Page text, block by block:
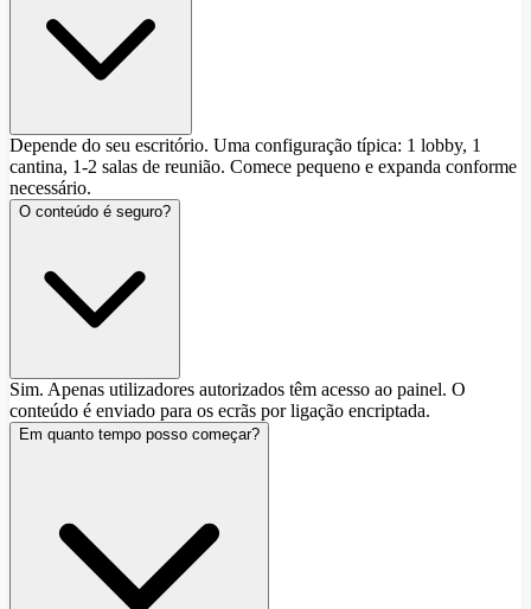
Depende do seu escritório. Uma configuração típica: 1 lobby, 1
cantina, 1-2 salas de reunião. Comece pequeno e expanda conforme
necessário.
O conteúdo é seguro?
Sim. Apenas utilizadores autorizados têm acesso ao painel. O
conteúdo é enviado para os ecrãs por ligação encriptada.
Em quanto tempo posso começar?